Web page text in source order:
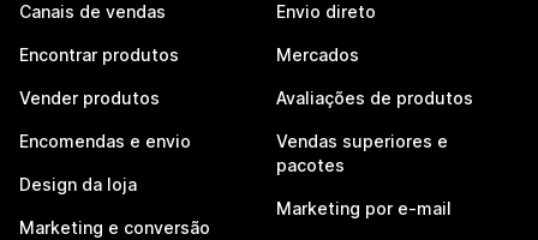
Canais de vendas
Encontrar produtos
Vender produtos
Encomendas e envio
Design da loja
Marketing e conversão
Envio direto
Mercados
Avaliações de produtos
Vendas superiores e
pacotes
Marketing por e-mail